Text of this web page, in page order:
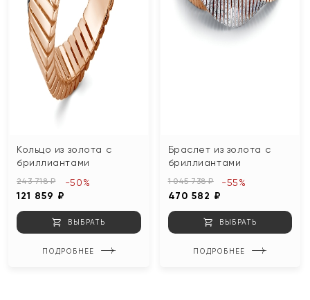
Кольцо из золота с
бриллиантами
243 718 ₽
121 859 ₽
-50%
ВЫБРАТЬ
ПОДРОБНЕЕ
Браслет из золота с
бриллиантами
1 045 738 ₽
470 582 ₽
-55%
ВЫБРАТЬ
ПОДРОБНЕЕ